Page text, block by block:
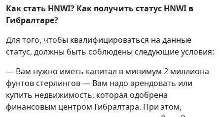
Как стать HNWI? Как получить статус HNWI в
Гибралтаре?
Для того, чтобы квалифицироваться на данные
статус, должны быть соблюдены следующие условия:
— Вам нужно иметь капитал в минимум 2 миллиона
фунтов стерлингов — Вам надо арендовать или
купить недвижимость, которая одобрена
финансовым центром Гибралтара. При этом,